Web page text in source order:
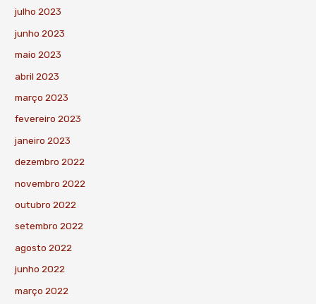
julho 2023
junho 2023
maio 2023
abril 2023
março 2023
fevereiro 2023
janeiro 2023
dezembro 2022
novembro 2022
outubro 2022
setembro 2022
agosto 2022
junho 2022
março 2022